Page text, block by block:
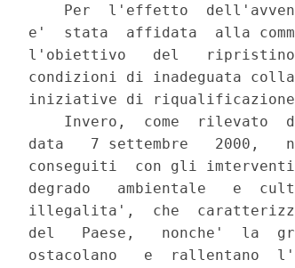
Per  l'effetto
e'  stata  affidata  alla
l'obiettivo   del   ripristino
condizioni di inadeguata
iniziative di riqualificazione
Invero,  come  rilevato
data   7 settembre   2000,
conseguiti  con gli
degrado   ambientale   e
illegalita',  che
del   Paese,   nonche'  la
ostacolano   e  rallentano